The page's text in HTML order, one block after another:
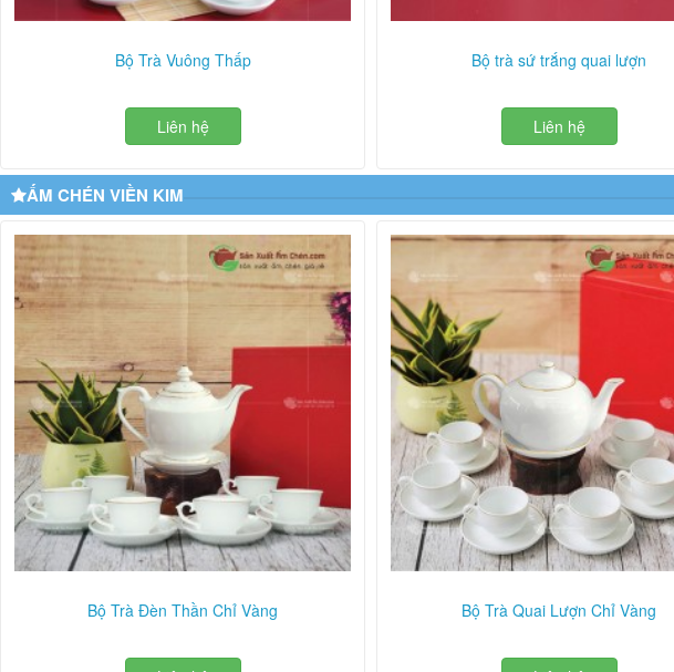
Bộ Trà Vuông Thấp
Liên hệ
Bộ trà sứ trắng quai lượn
Liên hệ
ẤM CHÉN VIỀN KIM
Bộ Trà Đèn Thần Chỉ Vàng Bộ Trà Quai Lượn Chỉ Vàng